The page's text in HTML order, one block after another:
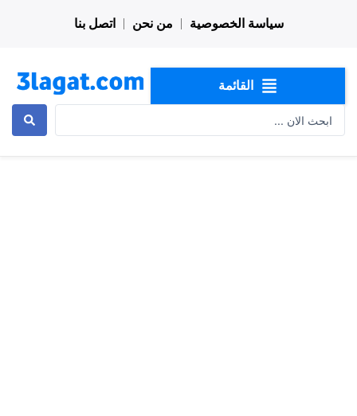
سياسة الخصوصية من نحن اتصل بنا
القائمة